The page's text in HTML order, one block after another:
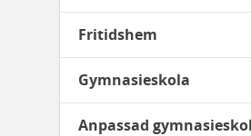
Fritidshem
Gymnasieskola
Anpassad